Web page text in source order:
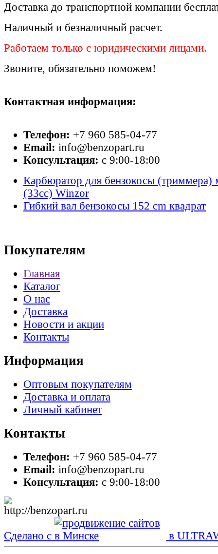
Доставка до транспортной компании
Наличный и безналичный расчет.
Работаем только с юридическими лицами.
Звоните, обязательно поможем!
Контактная информация:
Телефон: +7 960 585-04-77
Email: info@benzopart.ru
Консультация: с 9:00-18:00
Карбюратор для бензокосы
(33сс) Winzor
Гибкий вал бензокосы 152 cm квадрат
Покупателям
Главная
Каталог
О нас
Доставка
Новости и акции
Контакты
Информация
Оптовым покупателям
Доставка и оплата
Личный кабинет
Контакты
Телефон: +7 960 585-04-77
Email: info@benzopart.ru
Консультация: с 9:00-18:00
Сделано с в